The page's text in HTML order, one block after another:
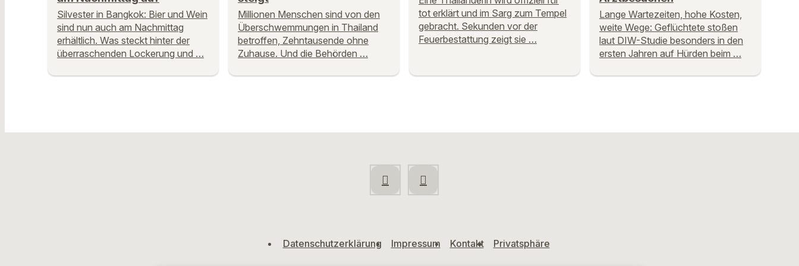
Silvester in Bangkok: Bier und Wein
sind nun auch am Nachmittag
erhältlich. Was steckt hinter der
überraschenden Lockerung und …
Millionen Menschen sind von den
Überschwemmungen in Thailand
betroffen, Zehntausende ohne
Zuhause. Und die Behörden …
tot erklärt und im Sarg zum Tempel
gebracht. Sekunden vor der
Feuerbestattung zeigt sie …
Lange Wartezeiten, hohe Kosten,
weite Wege: Geflüchtete stoßen
laut DIW-Studie besonders in den
ersten Jahren auf Hürden beim …
Datenschutzerklärung Impressum Kontakt Privatsphäre